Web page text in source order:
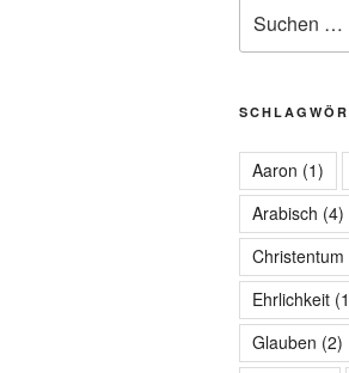
nach:
Aaron (1)
Arabisch (4)
Christentum
Ehrlichkeit
Glauben (2)